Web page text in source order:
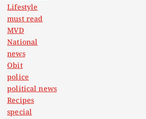
Lifestyle
must read
MVD
National
news
Obit
police
political news
Recipes
special